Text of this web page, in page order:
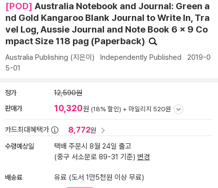
[POD] Australia Notebook and Journal: Green a
nd Gold Kangaroo Blank Journal to Write In, Tra
vel Log, Aussie Journal and Note Book 6 x 9 Co
mpact Size 118 pag (Paperback)
Australia Publishing (지은이) Independently Published 2019-0
5-01
정가 12,590원
판매가 10,320원 (18% 할인) + 마일리지 520원
카드최대혜택가 8,772원
수령예상일
택배 주문시 8월 24일 출고
(중구 서소문로 89-31 기준) 변경
배송료
유료 (도서 1만5천원 이상 무료)